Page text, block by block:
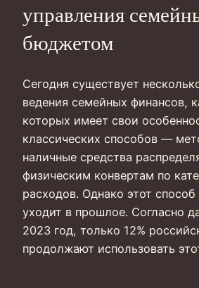
управления
бюджетом
Сегодня существует
ведения семейных финансов,
которых имеет свои
классических способов —
наличные средства
физическим конвертам по
расходов. Однако этот способ
уходит в прошлое. Согласно
2023 год, только 12%
продолжают использовать